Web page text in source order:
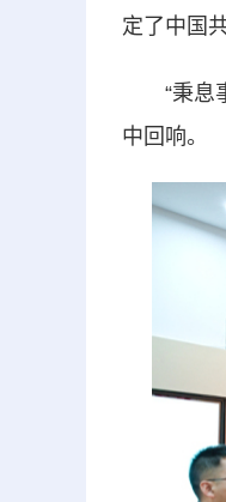
定了中国
“秉息事
中回响。